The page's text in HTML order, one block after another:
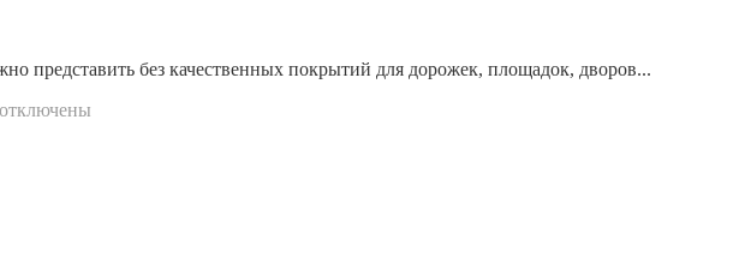
представить без качественных покрытий для дорожек, площадок, дворов...
котключены